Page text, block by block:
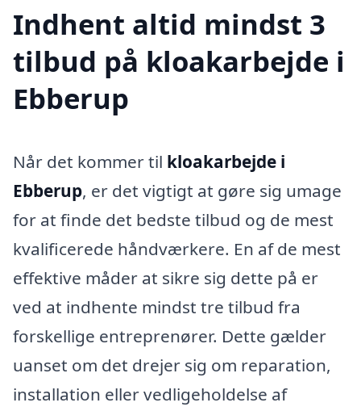
Indhent altid mindst 3
tilbud på kloakarbejde i
Ebberup
Når det kommer til kloakarbejde i
Ebberup, er det vigtigt at gøre sig umage
for at finde det bedste tilbud og de mest
kvalificerede håndværkere. En af de mest
effektive måder at sikre sig dette på er
ved at indhente mindst tre tilbud fra
forskellige entreprenører. Dette gælder
uanset om det drejer sig om reparation,
installation eller vedligeholdelse af